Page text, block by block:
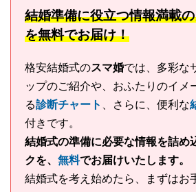
結婚準備に役立つ情報満載
を無料でお届け！
格安結婚式のスマ婚では、多彩な
ップのご紹介や、おふたりのイメ
る診断チャート 、さらに、便利な
付きです。
結婚式の準備に必要な情報を詰め
クを、 無料でお届けいたします。
結婚式を考え始めたら、まずはお